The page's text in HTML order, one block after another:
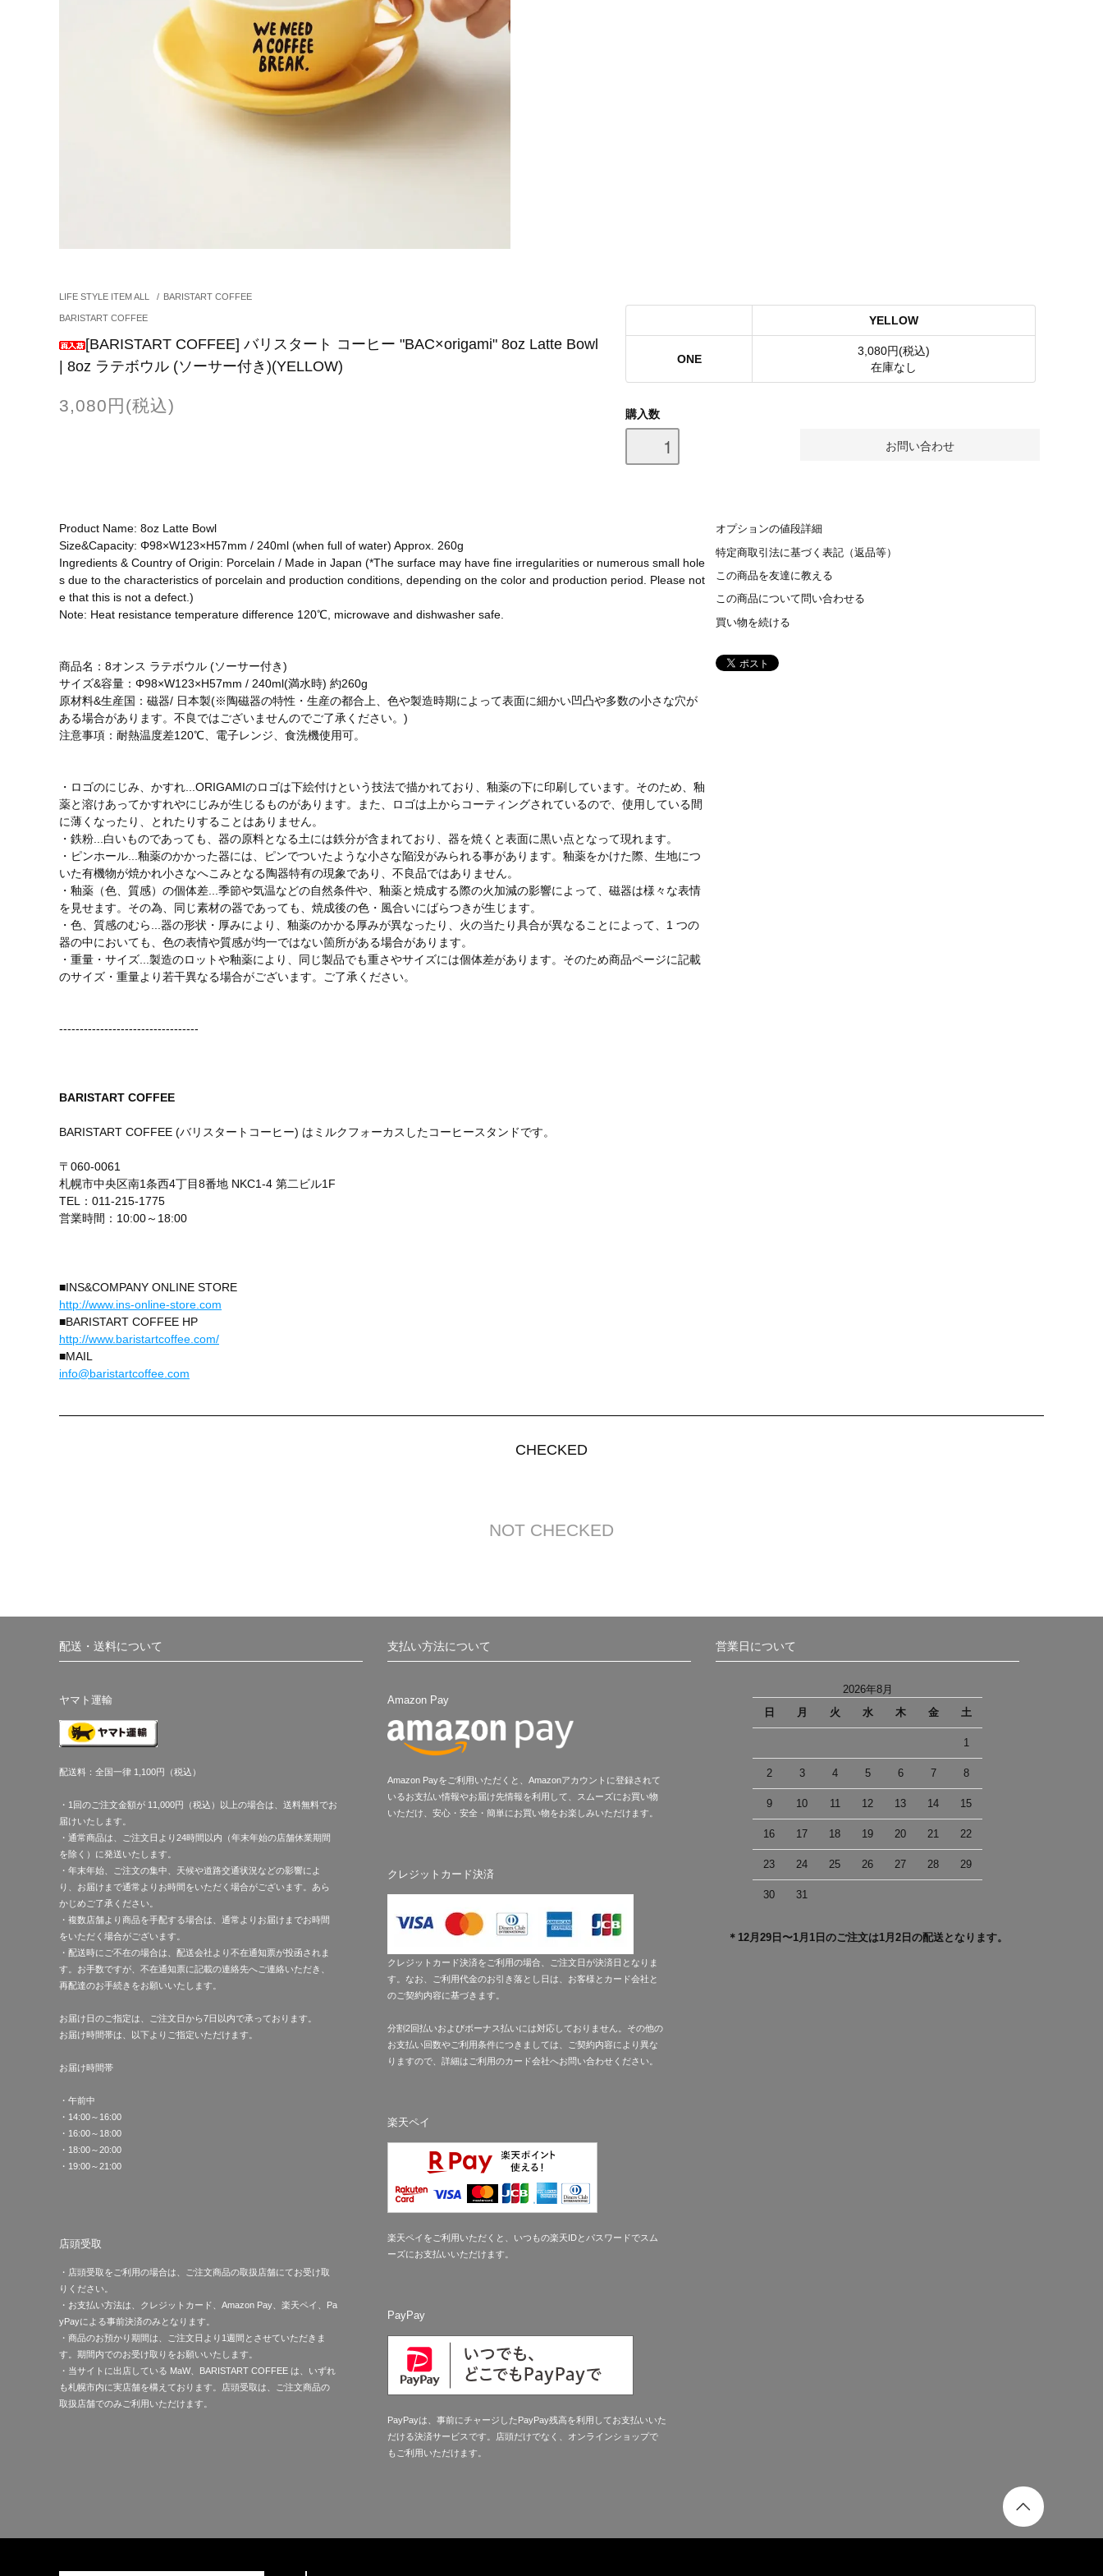
LIFE STYLE ITEM ALL / BARISTART COFFEE
BARISTART COFFEE
[BARISTART COFFEE] バリスタート コーヒー "BAC×origami" 8oz Latte Bowl
| 8oz ラテボウル (ソーサー付き)(YELLOW)
3,080円(税込)
YELLOW
ONE
3,080円(税込)
在庫なし
購入数
Product Name: 8oz Latte Bowl
Size&Capacity: Φ98×W123×H57mm / 240ml (when full of water) Approx. 260g
Ingredients & Country of Origin: Porcelain / Made in Japan (*The surface may have fine irregularities or numerous small hole
s due to the characteristics of porcelain and production conditions, depending on the color and production period. Please not
e that this is not a defect.)
Note: Heat resistance temperature difference 120℃, microwave and dishwasher safe.
商品名：8オンス ラテボウル (ソーサー付き)
サイズ&容量：Φ98×W123×H57mm / 240ml(満水時) 約260g
原材料&生産国：磁器/ 日本製(※陶磁器の特性・生産の都合上、色や製造時期によって表面に細かい凹凸や多数の小さな穴が
ある場合があります。不良ではございませんのでご了承ください。)
注意事項：耐熱温度差120℃、電子レンジ、食洗機使用可。
・ロゴのにじみ、かすれ...ORIGAMIのロゴは下絵付けという技法で描かれており、釉薬の下に印刷しています。そのため、釉
薬と溶けあってかすれやにじみが生じるものがあります。また、ロゴは上からコーティングされているので、使用している間
に薄くなったり、とれたりすることはありません。
・鉄粉...白いものであっても、器の原料となる土には鉄分が含まれており、器を焼くと表面に黒い点となって現れます。
・ピンホール...釉薬のかかった器には、ピンでついたような小さな陥没がみられる事があります。釉薬をかけた際、生地につ
いた有機物が焼かれ小さなへこみとなる陶器特有の現象であり、不良品ではありません。
・釉薬（色、質感）の個体差...季節や気温などの自然条件や、釉薬と焼成する際の火加減の影響によって、磁器は様々な表情
を見せます。その為、同じ素材の器であっても、焼成後の色・風合いにばらつきが生じます。
・色、質感のむら...器の形状・厚みにより、釉薬のかかる厚みが異なったり、火の当たり具合が異なることによって、1 つの
器の中においても、色の表情や質感が均一ではない箇所がある場合があります。
・重量・サイズ...製造のロットや釉薬により、同じ製品でも重さやサイズには個体差があります。そのため商品ページに記載
のサイズ・重量より若干異なる場合がございます。ご了承ください。
----------------------------------
BARISTART COFFEE
BARISTART COFFEE (バリスタートコーヒー) はミルクフォーカスしたコーヒースタンドです。
〒060-0061
札幌市中央区南1条西4丁目8番地 NKC1-4 第二ビル1F
TEL：011-215-1775
営業時間：10:00～18:00
■INS&COMPANY ONLINE STORE
http://www.ins-online-store.com
■BARISTART COFFEE HP
http://www.baristartcoffee.com/
■MAIL
info@baristartcoffee.com
オプションの値段詳細
特定商取引法に基づく表記（返品等）
この商品を友達に教える
この商品について問い合わせる
買い物を続ける
CHECKED
NOT CHECKED
配送・送料について
ヤマト運輸
配送料：全国一律 1,100円（税込）
・1回のご注文金額が 11,000円（税込）以上の場合は、送料無料でお
届けいたします。
・通常商品は、ご注文日より24時間以内（年末年始の店舗休業期間
を除く）に発送いたします。
・年末年始、ご注文の集中、天候や道路交通状況などの影響によ
り、お届けまで通常よりお時間をいただく場合がございます。あら
かじめご了承ください。
・複数店舗より商品を手配する場合は、通常よりお届けまでお時間
をいただく場合がございます。
・配送時にご不在の場合は、配送会社より不在通知票が投函されま
す。お手数ですが、不在通知票に記載の連絡先へご連絡いただき、
再配達のお手続きをお願いいたします。
お届け日のご指定は、ご注文日から7日以内で承っております。
お届け時間帯は、以下よりご指定いただけます。
お届け時間帯
・午前中
・14:00～16:00
・16:00～18:00
・18:00～20:00
・19:00～21:00
店頭受取
・店頭受取をご利用の場合は、ご注文商品の取扱店舗にてお受け取
りください。
・お支払い方法は、クレジットカード、Amazon Pay、楽天ペイ、Pa
yPayによる事前決済のみとなります。
・商品のお預かり期間は、ご注文日より1週間とさせていただきま
す。期間内でのお受け取りをお願いいたします。
・当サイトに出店している MaW、BARISTART COFFEE は、いずれ
も札幌市内に実店舗を構えております。店頭受取は、ご注文商品の
取扱店舗でのみご利用いただけます。
支払い方法について
Amazon Pay
Amazon Payをご利用いただくと、Amazonアカウントに登録されて
いるお支払い情報やお届け先情報を利用して、スムーズにお買い物
いただけ、安心・安全・簡単にお買い物をお楽しみいただけます。
クレジットカード決済
クレジットカード決済をご利用の場合、ご注文日が決済日となりま
す。なお、ご利用代金のお引き落とし日は、お客様とカード会社と
のご契約内容に基づきます。
分割2回払いおよびボーナス払いには対応しておりません。その他の
お支払い回数やご利用条件につきましては、ご契約内容により異な
りますので、詳細はご利用のカード会社へお問い合わせください。
楽天ペイ
楽天ペイをご利用いただくと、いつもの楽天IDとパスワードでスム
ーズにお支払いいただけます。
PayPay
PayPayは、事前にチャージしたPayPay残高を利用してお支払いいた
だける決済サービスです。店頭だけでなく、オンラインショップで
もご利用いただけます。
営業日について
2026年8月
日
月 火 水 木 金 土
1
2 3 4 5 6 7 8
9 10 11 12 13 14 15
16 17 18 19 20 21 22
23 24 25 26 27 28 29
30 31
＊12月29日〜1月1日のご注文は1月2日の配送となります。